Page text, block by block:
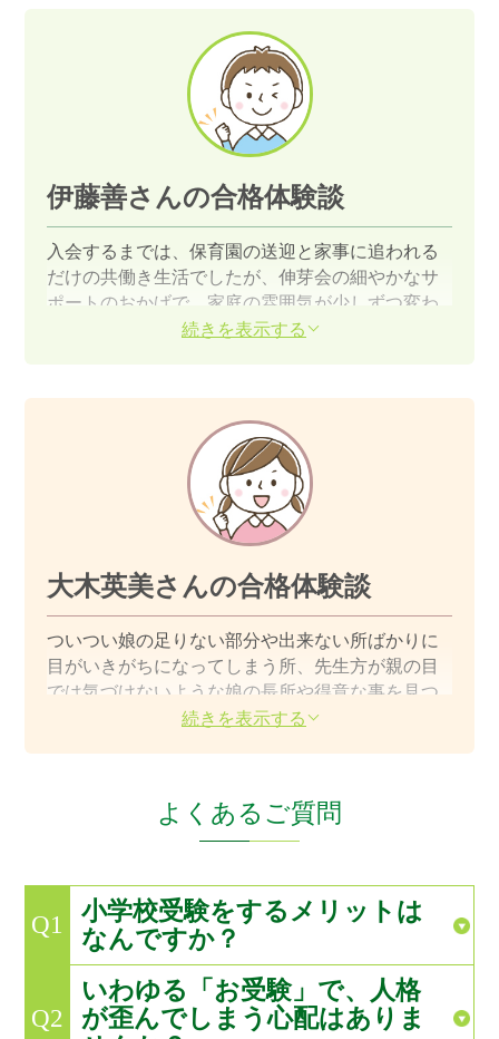
伊藤善さんの合格体験談
入会するまでは、保育園の送迎と家事に追われる
だけの共働き生活でしたが、伸芽会の細やかなサ
ポートのおかげで、家庭の雰囲気が少しずつ変わ
っていきました。”お子さんの話をよく聴いてあげ
だと理解し、落ち着いた気持ちで考査に臨めまし
もっと見る
続きを表示する
大木英美さんの合格体験談
ついつい娘の足りない部分や出来ない所ばかりに
目がいきがちになってしまう所、先生方が親の目
では気づけないような娘の長所や得意な事を見つ
けて褒めて下さり、何度気持ちが救われたかわか
会での発表や合宿などたくさんの経験を積み重
ね、娘が自信をつけられたお陰だと感謝しており
もっと見る
続きを表示する
よくあるご質問
Q1
小学校受験をするメリットは
なんですか？
Q2
いわゆる「お受験」で、人格
が歪んでしまう心配はありま